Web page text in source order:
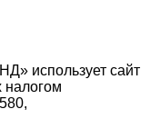
использует сайт
налогом